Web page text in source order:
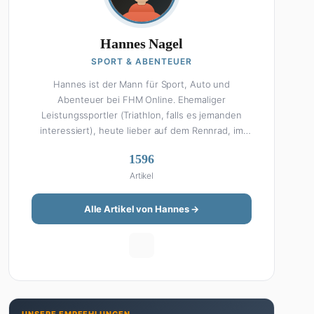
Hannes Nagel
SPORT & ABENTEUER
Hannes ist der Mann für Sport, Auto und
Abenteuer bei FHM Online. Ehemaliger
Leistungssportler (Triathlon, falls es jemanden
interessiert), heute lieber auf dem Rennrad, im
Wissen über Sport ist enzyklopädisch: Egal ob
Bundesliga-Analyse, Formel 1, UFC oder Olympia –
Hannes liefert fundierte Einschätzungen mit der
Leidenschaft eines echten Fans. Aber Sport ist
nur die halbe Miete: Hannes ist auch unser Auto-
Seite. Wenn Hannes mal nicht über Sport oder
1596
Artikel
Alle Artikel von Hannes →